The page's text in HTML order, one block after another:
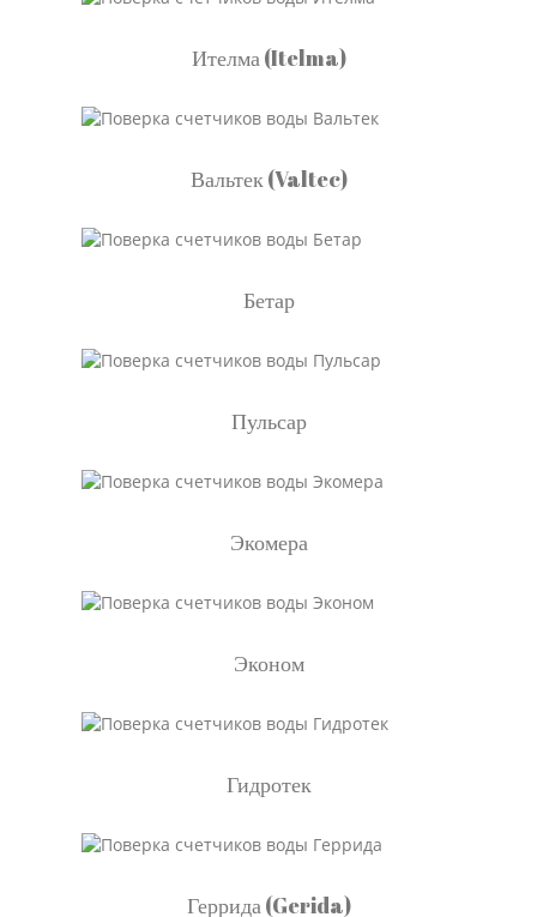
Ителма (Itelma)
Вальтек (Valtec)
Бетар
Пульсар
Экомера
Эконом
Гидротек
Геррида (Gerida)